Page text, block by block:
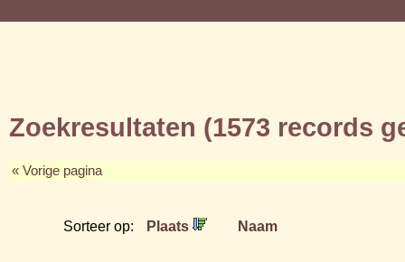
Zoekresultaten (1573 records
« Vorige pagina
Sorteer op: Plaats Naam